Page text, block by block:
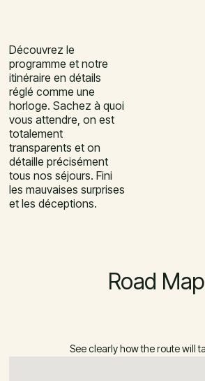
Découvrez le
programme et notre
itinéraire en détails
réglé comme une
horloge. Sachez à quoi
vous attendre, on est
totalement
transparents et on
détaille précisément
tous nos séjours. Fini
les mauvaises surprises
et les déceptions.
Road Map
See clearly how the route will